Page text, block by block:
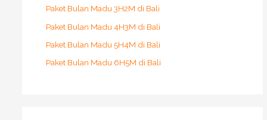
Paket Bulan Madu 3H2M di Bali
Paket Bulan Madu 4H3M di Bali
Paket Bulan Madu 5H4M di Bali
Paket Bulan Madu 6H5M di Bali